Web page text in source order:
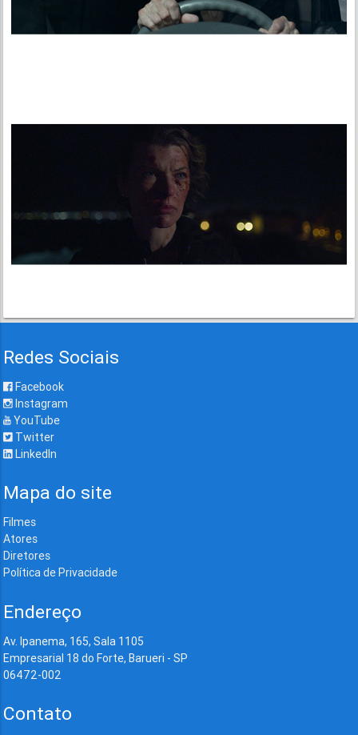
Redes Sociais
Facebook
Instagram
YouTube
Twitter
LinkedIn
Mapa do site
Filmes
Atores
Diretores
Política de Privacidade
Endereço
Av. Ipanema, 165, Sala 1105
Empresarial 18 do Forte, Barueri - SP
06472-002
Contato